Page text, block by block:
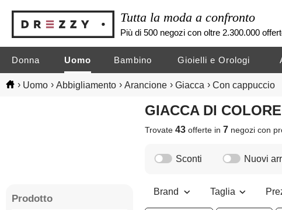
Tutta la moda a confronto
Più di 500 negozi con oltre 2.300.000
Donna Uomo Bambino Gioielli e Orologi
› Uomo › Abbigliamento › Arancione › Giacca › Con cappuccio
GIACCA DI
Trovate43 offerte in7 negozicon
Prodotto
Sconti Nuovi
Brand Taglia